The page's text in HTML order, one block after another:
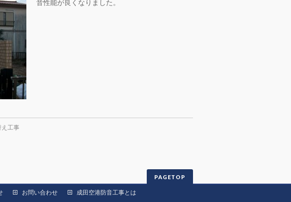
音性能が良くなりました。
工事
PAGETOP
お問い合わせ
成田空港防音工事とは